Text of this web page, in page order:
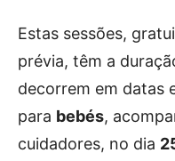
E-mail:
Facebook
Estatuto editorial
Ficha Técnica
Estas sessões,
prévia, têm a
decorrem em datas
para bebés,
cuidadores, no dia